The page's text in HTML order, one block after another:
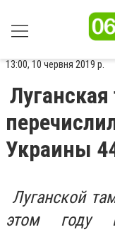
13:00, 10 червня 2019 р.
Украины
Луганской
этом году